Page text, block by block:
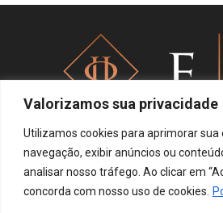
Valorizamos sua privacidade
Utilizamos cookies para aprimorar sua
navegação, exibir anúncios ou
analisar nosso tráfego. Ao clicar em
concorda com nosso uso de cookies.
Política de